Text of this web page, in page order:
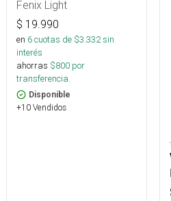
Fenix Light
$ 19.990
en 6cuotas de $3.332sin
interés
ahorras $800 por
transferencia.
Disponible
+10 Vendidos